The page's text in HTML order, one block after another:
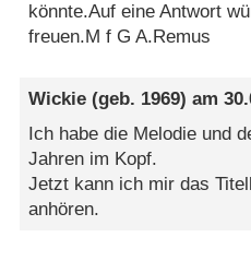
könnte.Auf eine Antwort
freuen.M f G A.Remus
Wickie (geb. 1969) am
Ich habe die Melodie und
Jahren im Kopf.
Jetzt kann ich mir das
anhören.